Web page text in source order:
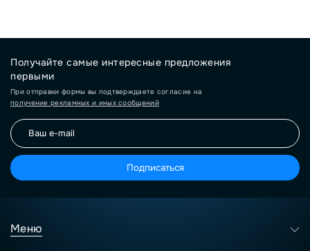
Получайте самые интересные предложения
первыми
При отправки формы вы подтверждаете согласие на
получение рекламных и иных сообщений
Подписаться
Меню